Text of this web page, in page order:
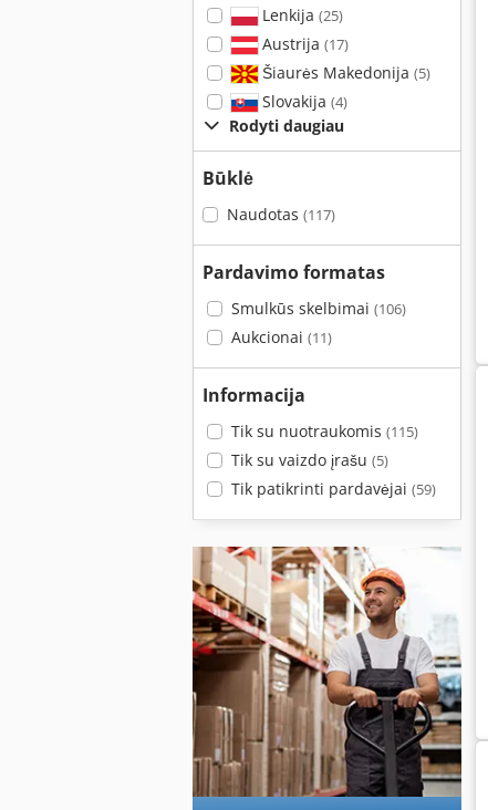
Lenkija (25)
Austrija (17)
Šiaurės Makedonija (5)
Slovakija (4)
Rodyti daugiau
Būklė
Naudotas (117)
Pardavimo formatas
Smulkūs skelbimai (106)
Aukcionai (11)
Informacija
Tik su nuotraukomis (115)
Tik su vaizdo įrašu (5)
Tik patikrinti pardavėjai (59)